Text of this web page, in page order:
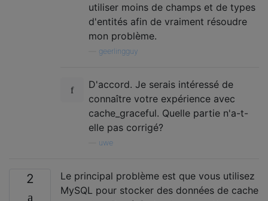
utiliser moins de champs et de types
d'entités afin de vraiment résoudre
mon problème.
geerlingguy
D'accord. Je serais intéressé de
connaître votre expérience avec
cache_graceful. Quelle partie n'a-t-
elle pas corrigé?
uwe
2
Le principal problème est que vous utilisez
MySQL pour stocker des données de cache